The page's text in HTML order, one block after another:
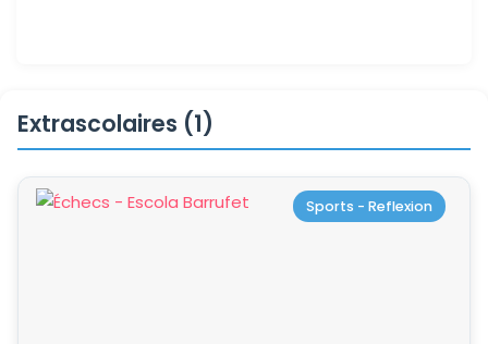
Extrascolaires (1)
Sports - Reflexion